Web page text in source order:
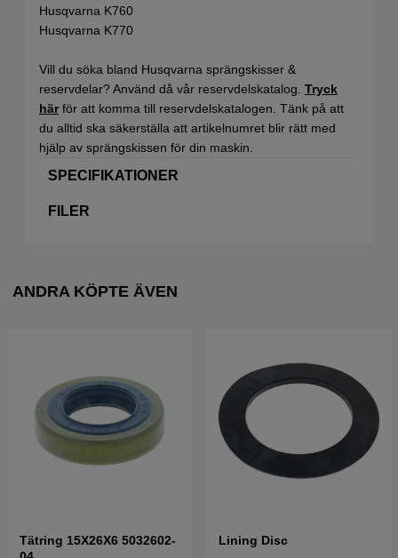
Husqvarna K760
Husqvarna K770
Vill du söka bland Husqvarna sprängskisser &
reservdelar? Använd då vår reservdelskatalog. Tryck
härför att komma till reservdelskatalogen. Tänk på att
du alltid ska säkerställa att artikelnumret blir rätt med
hjälp av sprängskissen för din maskin.
SPECIFIKATIONER
FILER
ANDRA KÖPTE ÄVEN
Tätring 15X26X6 5032602-
Lining Disc